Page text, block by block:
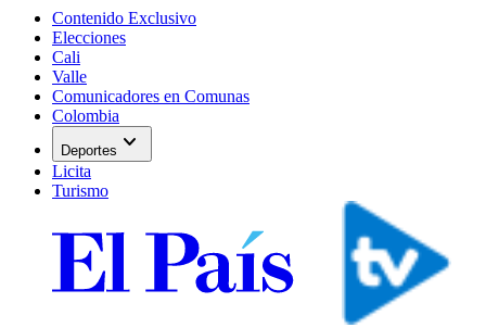
Contenido Exclusivo
Elecciones
Cali
Valle
Comunicadores en Comunas
Colombia
Deportes expand_more
Licita
Turismo